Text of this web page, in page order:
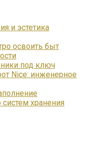
и эстетика
освоить быт
под ключ
Nice: инженерное
хранения